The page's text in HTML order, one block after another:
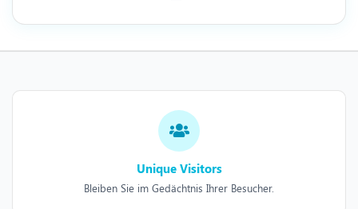
Unique Visitors
Bleiben Sie im Gedächtnis Ihrer Besucher.